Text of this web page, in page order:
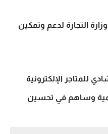
التجارة لدعم وتمكين
للمتاجر الإلكترونية
وساهم في تحسين